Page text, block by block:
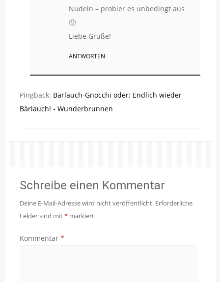
Nudeln – probier es unbedingt aus
🙂
Liebe Grüße!
ANTWORTEN
Pingback: Bärlauch-Gnocchi oder: Endlich wieder
Bärlauch! - Wunderbrunnen
Schreibe einen Kommentar
Deine E-Mail-Adresse wird nicht veröffentlicht. Erforderliche
Felder sind mit* markiert
Kommentar *